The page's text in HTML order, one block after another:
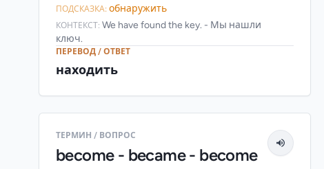
ПОДСКАЗКА: обнаружить
КОНТЕКСТ: We have found the key. - Мы нашли
ключ.
ПЕРЕВОД / ОТВЕТ
находить
ТЕРМИН / ВОПРОС
become - became - become